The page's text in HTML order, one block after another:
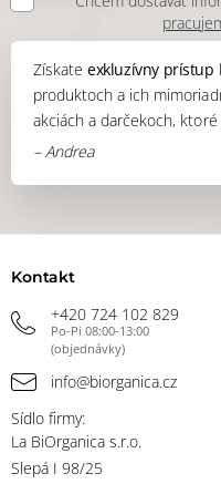
Získateexkluzívny prístup
produktoch a ich
akciách a darčekoch,
– Andrea
Kontakt
+420 724 102 829
Po-Pi 08:00-13:00
(objednávky)
info@biorganica.cz
Sídlo firmy:
La BiOrganica s.r.o.
Slepá I 98/25